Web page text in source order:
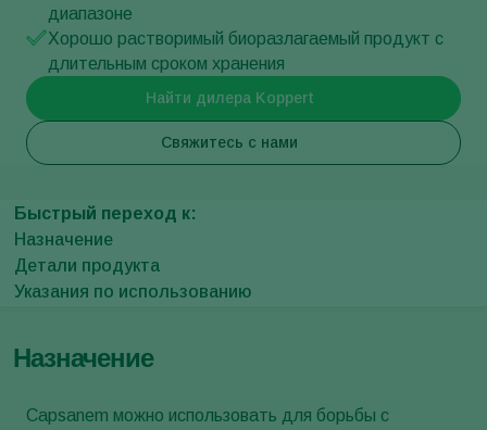
диапазоне
Хорошо растворимый биоразлагаемый продукт с
длительным сроком хранения
Найти дилера Koppert
Свяжитесь с нами
Быстрый переход к:
Назначение
Детали продукта
Указания по использованию
Назначение
Capsanem можно использовать для борьбы с